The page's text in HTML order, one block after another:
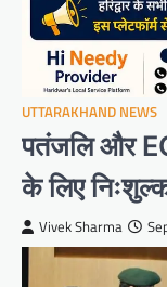
UTTARAKHAND NEWS
पतंजलि और
के लिए
Vivek Sharma